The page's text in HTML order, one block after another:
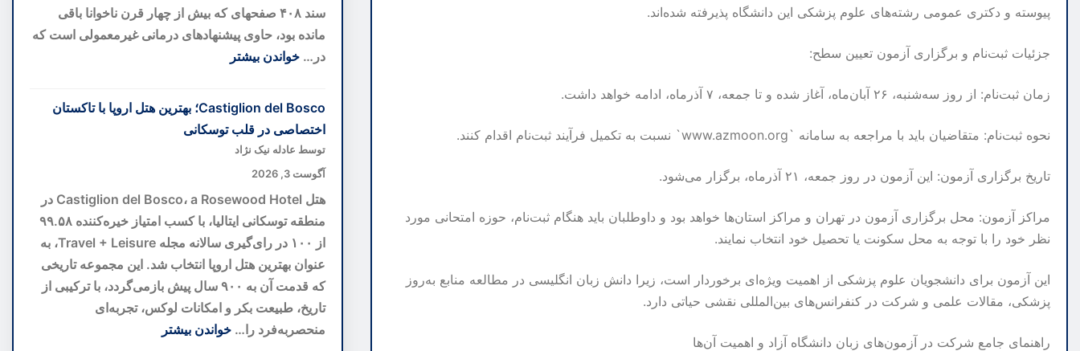
پیوسته و دکتری عمومی رشته‌های علوم پزشکی این دانشگاه پذیرفته شده‌اند.
جزئیات ثبت‌نام و برگزاری آزمون تعیین سطح:
زمان ثبت‌نام: از روز سه‌شنبه، ۲۶ آبان‌ماه، آغاز شده و تا جمعه، ۷ آذرماه، ادامه خواهد داشت.
نحوه ثبت‌نام: متقاضیان باید با مراجعه به سامانه `www.azmoon.org` نسبت به تکمیل فرآیند ثبت‌نام اقدام کنند.
تاریخ برگزاری آزمون: این آزمون در روز جمعه، ۲۱ آذرماه، برگزار می‌شود.
مراکز آزمون: محل برگزاری آزمون در تهران و مراکز استان‌ها خواهد بود و داوطلبان باید هنگام ثبت‌نام، حوزه امتحانی مورد
نظر خود را با توجه به محل سکونت یا تحصیل خود انتخاب نمایند.
این آزمون برای دانشجویان علوم پزشکی از اهمیت ویژه‌ای برخوردار است، زیرا دانش زبان انگلیسی در مطالعه منابع به‌روز
پزشکی، مقالات علمی و شرکت در کنفرانس‌های بین‌المللی نقشی حیاتی دارد.
راهنمای جامع شرکت در آزمون‌های زبان دانشگاه آزاد و اهمیت آن‌ها
سند ۴۰۸ صفحهای که بیش از چهار قرن ناخوانا باقی
مانده بود، حاوی پیشنهادهای درمانی غیرمعمولی است که
در… خواندن بیشتر
مصنوعی
۴۰۰
نسخه
خطی
واتیکان
را
کشف
کرد
Castiglion del Bosco؛ بهترین هتل اروپا با تاکستان
اختصاصی در قلب توسکانی
توسط عادله نیک نژاد
آگوست 3, 2026
هتل Castiglion del Bosco، a Rosewood Hotel در
منطقه توسکانی ایتالیا، با کسب امتیاز خیره‌کننده ۹۹.۵۸
از ۱۰۰ در رای‌گیری سالانه مجله Travel + Leisure، به
عنوان بهترین هتل اروپا انتخاب شد. این مجموعه تاریخی
که قدمت آن به ۹۰۰ سال پیش بازمی‌گردد، با ترکیبی از
تاریخ، طبیعت بکر و امکانات لوکس، تجربه‌ای
منحصربه‌فرد را… خواندن بیشتر